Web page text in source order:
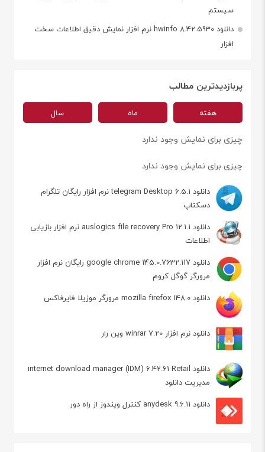
سیستم
دانلود hwinfo 8.42.5930 نرم افزار نمایش دقیق اطلاعات سخت
افزار
پربازدیدترین مطالب
هفته ماه سال
چیزی برای نمایش وجود ندارد
چیزی برای نمایش وجود ندارد
دانلود telegram Desktop 6.5.1 نرم افزار رایگان تلگرام
دسکتاپ
دانلود auslogics file recovery Pro 12.1.1 نرم افزار بازیابی
اطلاعات
دانلود google chrome 145.0.7632.117 رایگان نرم افزار
مرورگر گوگل کروم
دانلود mozilla firefox 148.0 مرورگر موزیلا فایرفاکس
دانلود نرم افزار winrar 7.20 وین رار
دانلود internet download manager (IDM) 6.42.61 Retail
مدیریت دانلود
دانلود anydesk 9.6.11 کنترل ویندوز از راه دور